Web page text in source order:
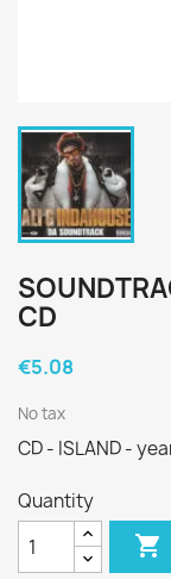
CD
€5.08
No tax
CD - ISLAND -
Quantity
